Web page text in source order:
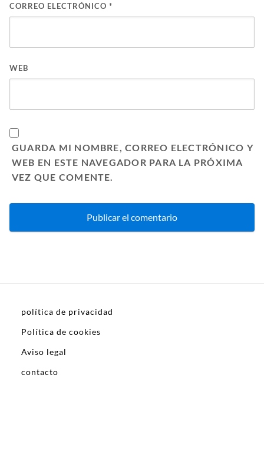
CORREO ELECTRÓNICO *
WEB
GUARDA MI NOMBRE, CORREO ELECTRÓNICO Y
WEB EN ESTE NAVEGADOR PARA LA PRÓXIMA
VEZ QUE COMENTE.
política de privacidad
Política de cookies
Aviso legal
contacto